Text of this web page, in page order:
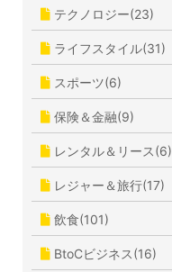
テクノロジー(23)
ライフスタイル(31)
スポーツ(6)
保険＆金融(9)
レンタル＆リース(6)
レジャー＆旅行(17)
飲食(101)
BtoCビジネス(16)